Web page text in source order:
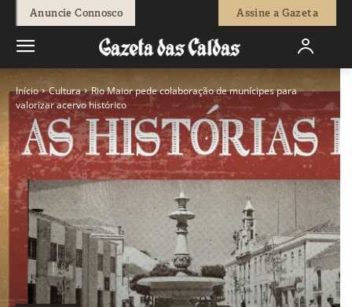
Anuncie Connosco Assine a Gazeta
Início Cultura
Rio Maior pede colaboração de munícipes para
valorizar acervo histórico